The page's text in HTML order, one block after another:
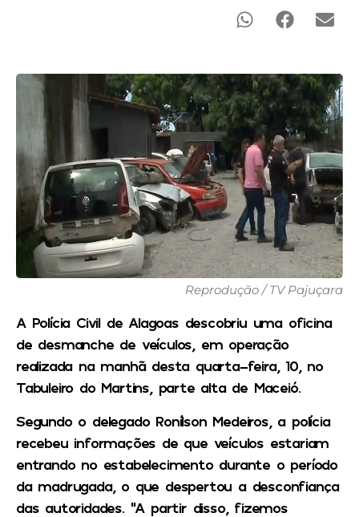
Reprodução / TV Pajuçara
A Polícia Civil de Alagoas descobriu uma oficina
de desmanche de veículos, em operação
realizada na manhã desta quarta-feira, 10, no
Tabuleiro do Martins, parte alta de Maceió.
Segundo o delegado Ronílson Medeiros, a polícia
recebeu informações de que veículos estariam
entrando no estabelecimento durante o período
da madrugada, o que despertou a desconfiança
das autoridades. “A partir disso, fizemos